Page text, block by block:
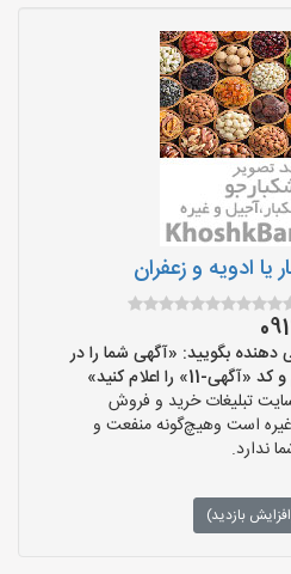
ادویه و زعفران
دهنده بگویید: «آگهی شما را در
را اعلام کنید»
تبلیغات خرید و فروش
است وهیچ‌گونه منفعت و
ندارد.
بازدید)